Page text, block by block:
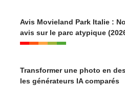
Avis Movieland Park Italie :
avis sur le parc atypique
Transformer une photo en
les générateurs IA comparés